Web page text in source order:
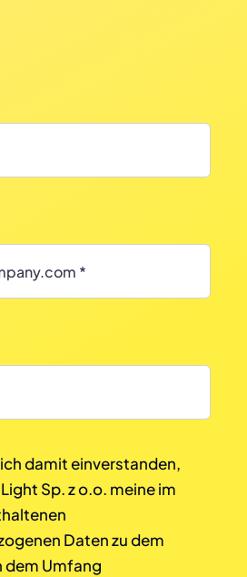
damit einverstanden,
Sp. z o.o. meine im
Daten zu dem
dem Umfang